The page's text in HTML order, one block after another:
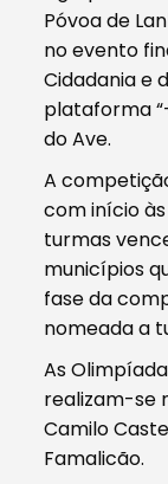
Póvoa de
no evento
Cidadania e
plataforma
do Ave.
A
com início
turmas
municípios
fase da
nomeada a
As
realizam-se
Camilo
Famalicão.